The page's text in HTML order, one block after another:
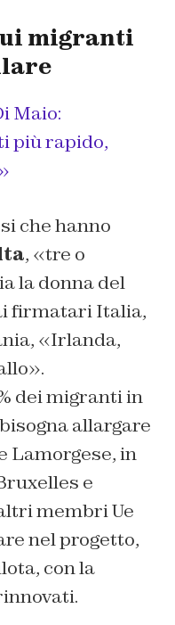
migranti
Maio:
più rapido,
che hanno
, «tre o
la donna del
firmatari Italia,
«Irlanda,
dei migranti in
allargare
Lamorgese, in
e
membri Ue
nel progetto,
con la